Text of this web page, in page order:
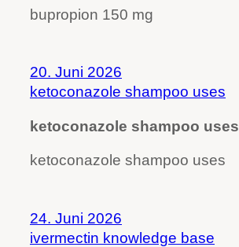
bupropion 150 mg
20. Juni 2026
ketoconazole shampoo uses
ketoconazole shampoo uses
ketoconazole shampoo uses
24. Juni 2026
ivermectin knowledge base